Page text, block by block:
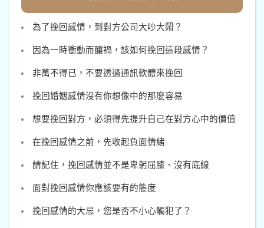
為了挽回感情，到對方公司大吵大鬧？
因為一時衝動而釀禍，該如何挽回這段感情？
非萬不得已，不要透過通訊軟體來挽回
挽回婚姻感情沒有你想像中的那麼容易
想要挽回對方，必須得先提升自己在對方心中的價值
在挽回感情之前，先收起負面情緒
請記住，挽回感情並不是卑躬屈膝、沒有底線
面對挽回感情你應該要有的態度
挽回感情的大忌，您是否不小心觸犯了？